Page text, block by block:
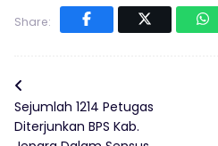
Share:
Sejumlah 1214 Petugas
Diterjunkan BPS Kab.